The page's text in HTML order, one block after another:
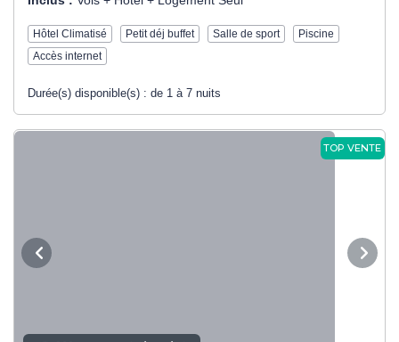
Hôtel Climatisé Petit déj buffet Salle de sport
Piscine
Accès internet
Durée(s) disponible(s) : de 1 à 7 nuits
TOP VENTE